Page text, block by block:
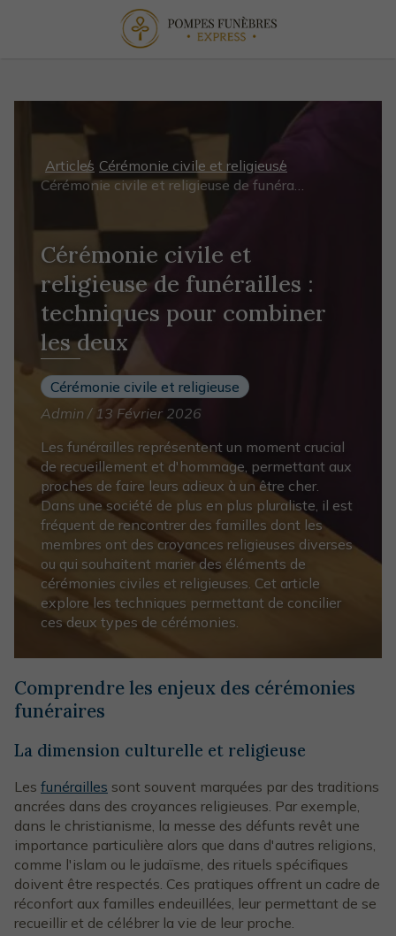
Articles Cérémonie civile et religieuse
Cérémonie civile et religieuse de funérailles : techniques pour combiner les deux
Cérémonie civile et
religieuse de funérailles :
techniques pour combiner
les deux
Cérémonie civile et religieuse
Admin / 13 Février 2026
Les funérailles représentent un moment crucial
de recueillement et d'hommage, permettant aux
proches de faire leurs adieux à un être cher.
Dans une société de plus en plus pluraliste, il est
fréquent de rencontrer des familles dont les
membres ont des croyances religieuses diverses
ou qui souhaitent marier des éléments de
cérémonies civiles et religieuses. Cet article
explore les techniques permettant de concilier
ces deux types de cérémonies.
Comprendre les enjeux des cérémonies
funéraires
La dimension culturelle et religieuse
Les funérailles sont souvent marquées par des traditions
ancrées dans des croyances religieuses. Par exemple,
dans le christianisme, la messe des défunts revêt une
importance particulière alors que dans d'autres religions,
comme l'islam ou le judaïsme, des rituels spécifiques
doivent être respectés. Ces pratiques offrent un cadre de
réconfort aux familles endeuillées, leur permettant de se
recueillir et de célébrer la vie de leur proche.